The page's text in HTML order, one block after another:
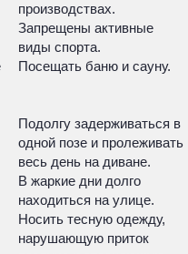
производствах.
Запрещены активные
виды спорта.
Посещать баню и сауну.
Подолгу задерживаться в
одной позе и пролеживать
весь день на диване.
В жаркие дни долго
находиться на улице.
Носить тесную одежду,
нарушающую приток